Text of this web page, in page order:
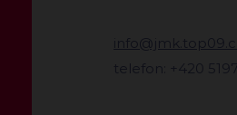
telefon: +420